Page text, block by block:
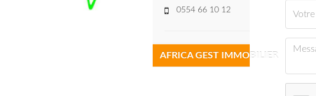
0554 66 10 12
AFRICA GEST IMMOBILIER